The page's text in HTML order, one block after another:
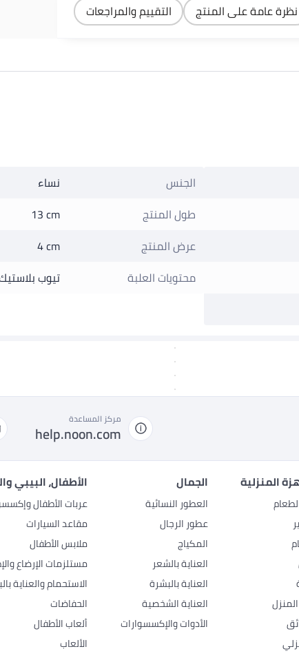
نظرة عامة على المنتج التقييم والمراجعات
الجنس
نساء
طول المنتج
13 cm
عرض المنتج
4 cm
محتويات العلبة
تيوب
مركز المساعدة
help.noon.com
المنزلية الجمال
العطور النسائية
عطور الرجال
المكياج
العناية بالشعر
العناية بالبشرة
العناية الشخصية
الأدوات والإكسسوارات
الأطفال، البيبي
عربات الأطفال
مقاعد السيارات
ملابس الأطفال
مستلزمات الإرضاع
الاستحمام والعناية
الحفاضات
ألعاب الأطفال
الألعاب